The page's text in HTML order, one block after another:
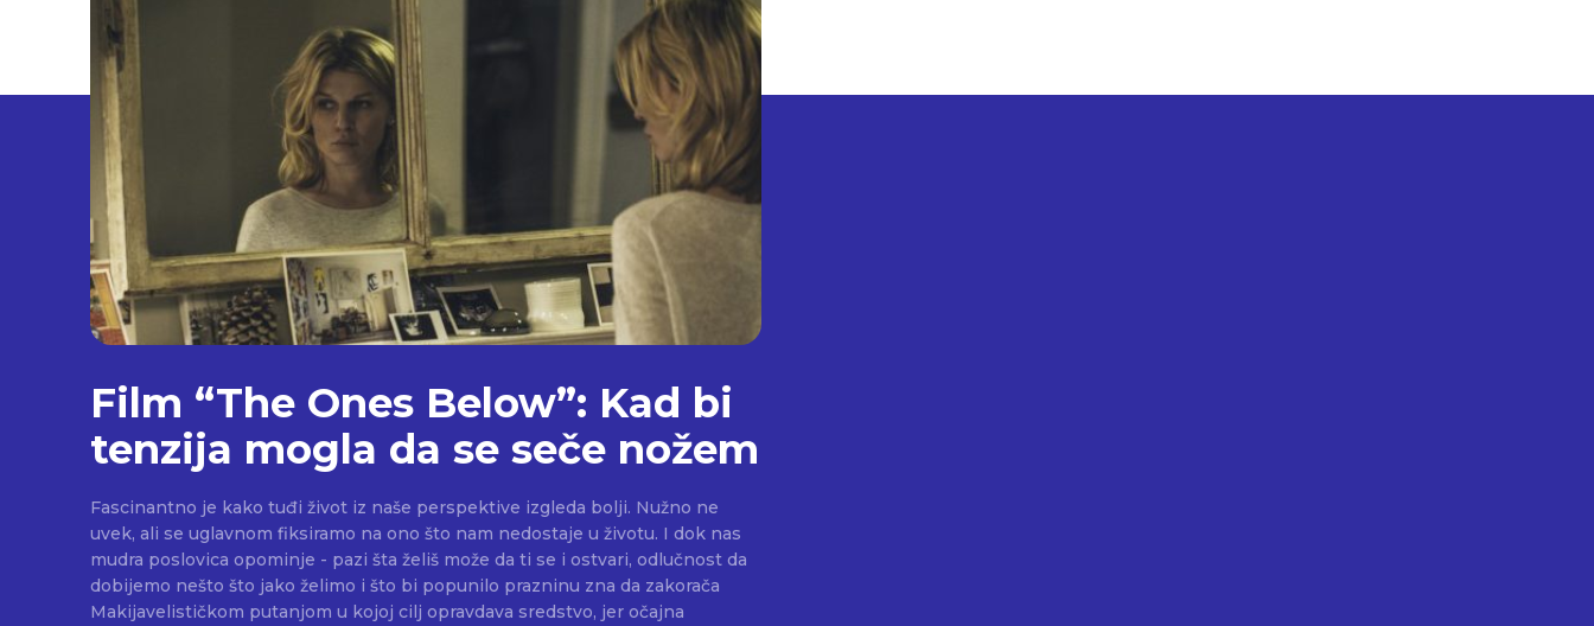
Film “The Ones Below”: Kad bi
tenzija mogla da se seče nožem
Fascinantno je kako tuđi život iz naše perspektive izgleda bolji. Nužno ne
uvek, ali se uglavnom fiksiramo na ono što nam nedostaje u životu. I dok nas
mudra poslovica opominje - pazi šta želiš može da ti se i ostvari, odlučnost da
dobijemo nešto što jako želimo i što bi popunilo prazninu zna da zakorača
Makijavelističkom putanjom u kojoj cilj opravdava sredstvo, jer očajna